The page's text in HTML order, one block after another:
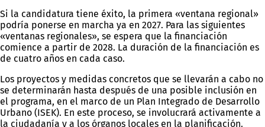
Si la candidatura tiene éxito, la primera «ventana regional»
podría ponerse en marcha ya en 2027. Para las siguientes
«ventanas regionales», se espera que la financiación
comience a partir de 2028. La duración de la financiación es
de cuatro años en cada caso.
Los proyectos y medidas concretos que se llevarán a cabo no
se determinarán hasta después de una posible inclusión en
el programa, en el marco de un Plan Integrado de Desarrollo
Urbano (ISEK). En este proceso, se involucrará activamente a
la ciudadanía y a los órganos locales en la planificación.